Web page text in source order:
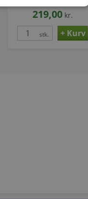
219,00 kr.
stk.